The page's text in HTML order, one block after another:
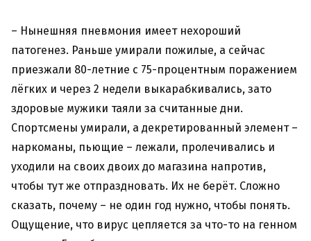
– Нынешняя пневмония имеет нехороший
патогенез. Раньше умирали пожилые, а сейчас
приезжали 80-летние с 75-процентным поражением
лёгких и через 2 недели выкарабкивались, зато
здоровые мужики таяли за считанные дни.
Спортсмены умирали, а декретированный элемент –
наркоманы, пьющие – лежали, пролечивались и
уходили на своих двоих до магазина напротив,
чтобы тут же отпраздновать. Их не берёт. Сложно
сказать, почему – не один год нужно, чтобы понять.
Ощущение, что вирус цепляется за что-то на генном